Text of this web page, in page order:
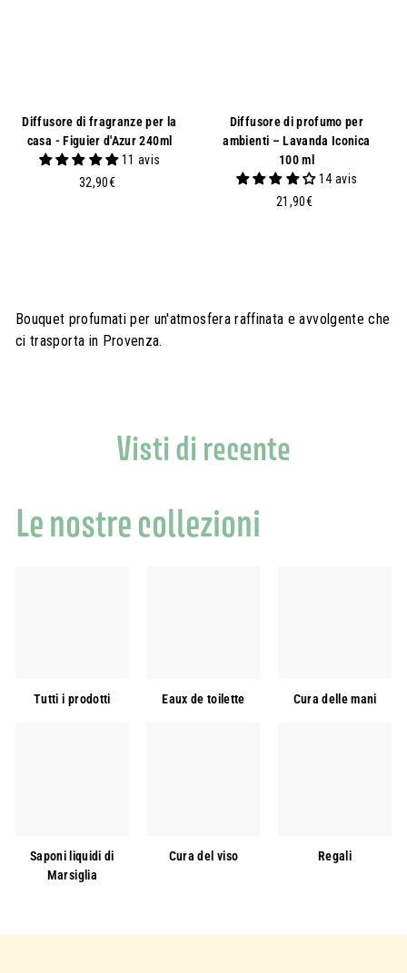
Diffusore di fragranze per la
casa - Figuier d'Azur 240ml
11 avis
32,90€3
Diffusore di profumo per
ambienti – Lavanda Iconica
100 ml
14 avis
21,90€2
Bouquet profumati per un'atmosfera raffinata e avvolgente che
ci trasporta in Provenza.
Visti di recente
Le nostre collezioni
Tutti i prodotti Eaux de toilette Cura delle mani
Saponi liquidi di
Marsiglia
Cura del viso Regali